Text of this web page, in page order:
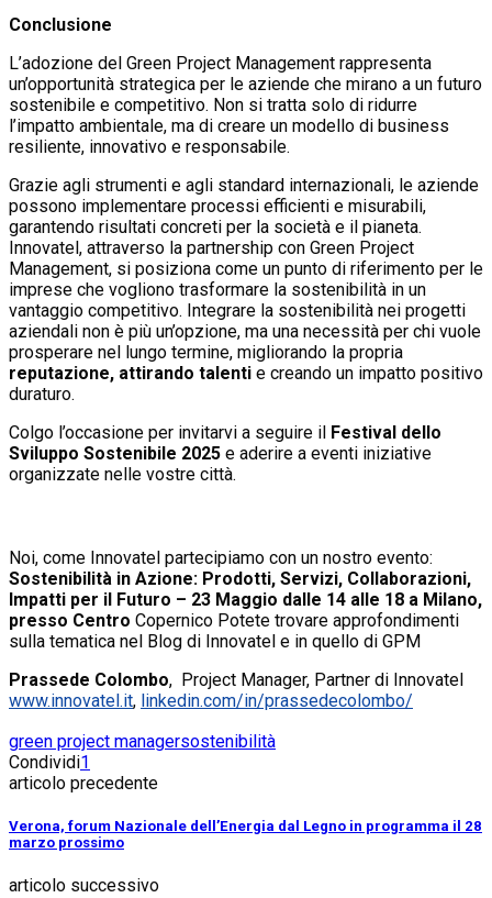
Conclusione
L’adozione del Green Project Management rappresenta
un’opportunità strategica per le aziende che mirano a un futuro
sostenibile e competitivo. Non si tratta solo di ridurre
l’impatto ambientale, ma di creare un modello di business
resiliente, innovativo e responsabile.
Grazie agli strumenti e agli standard internazionali, le aziende
possono implementare processi efficienti e misurabili,
garantendo risultati concreti per la società e il pianeta.
Innovatel, attraverso la partnership con Green Project
Management, si posiziona come un punto di riferimento per le
imprese che vogliono trasformare la sostenibilità in un
vantaggio competitivo. Integrare la sostenibilità nei progetti
aziendali non è più un’opzione, ma una necessità per chi vuole
prosperare nel lungo termine, migliorando la propria
reputazione, attirando talenti e creando un impatto positivo
duraturo.
Colgo l’occasione per invitarvi a seguire il Festival dello
Sviluppo Sostenibile 2025 e aderire a eventi iniziative
organizzate nelle vostre città.
Noi, come Innovatel partecipiamo con un nostro evento:
Sostenibilità in Azione: Prodotti, Servizi, Collaborazioni,
Impatti per il Futuro – 23 Maggio dalle 14 alle 18 a Milano,
presso Centro Copernico Potete trovare approfondimenti
sulla tematica nel Blog di Innovatel e in quello di GPM
Prassede Colombo, Project Manager, Partner di Innovatel
www.innovatel.it, linkedin.com/in/prassedecolombo/
green project managersostenibilità
Condividi1
articolo precedente
Verona, forum Nazionale dell’Energia dal Legno in programma il 28
marzo prossimo
articolo successivo